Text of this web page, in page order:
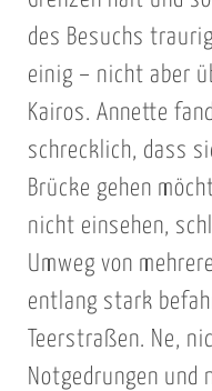
des Besuchs
einig – nicht aber
Kairos. Annette
schrecklich, dass
Brücke gehen
nicht einsehen,
Umweg von
entlang stark
Teerstraßen. Ne,
Notgedrungen und